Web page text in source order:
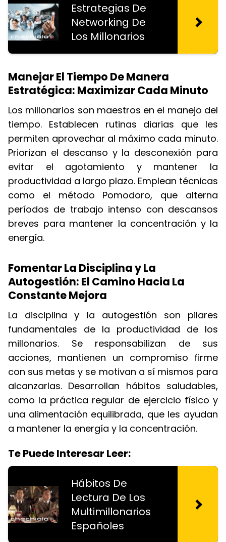
Estrategias De
Networking De
Los Millonarios
Manejar El Tiempo De Manera
Estratégica: Maximizar Cada Minuto
Los millonarios son maestros en el manejo del
tiempo. Establecen rutinas diarias que les
permiten aprovechar al máximo cada minuto.
Priorizan el descanso y la desconexión para
evitar el agotamiento y mantener la
productividad a largo plazo. Emplean técnicas
como el método Pomodoro, que alterna
períodos de trabajo intenso con descansos
breves para mantener la concentración y la
energía.
Fomentar La Disciplina y La
Autogestión: El Camino Hacia La
Constante Mejora
La disciplina y la autogestión son pilares
fundamentales de la productividad de los
millonarios. Se responsabilizan de sus
acciones, mantienen un compromiso firme
con sus metas y se motivan a sí mismos para
alcanzarlas. Desarrollan hábitos saludables,
como la práctica regular de ejercicio físico y
una alimentación equilibrada, que les ayudan
a mantener la energía y la concentración.
Te Puede Interesar Leer:
Hábitos De
Lectura De Los
Multimillonarios
Españoles